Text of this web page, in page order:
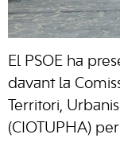
El PSOE ha
davant la
Territori,
(CIOTUPHA)